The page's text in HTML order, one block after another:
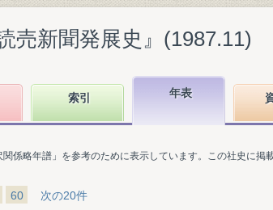
売新聞発展史』(1987.11)
索引 年表
関係略年譜」を参考のために表示しています。この社史に掲
60 次の20件